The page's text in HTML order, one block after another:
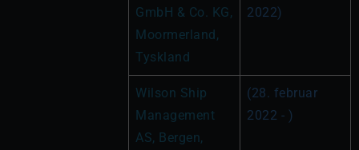
GmbH & Co. KG,
Moormerland,
Tyskland
2022)
Wilson Ship
Management
AS, Bergen,
(28. februar
2022 - )